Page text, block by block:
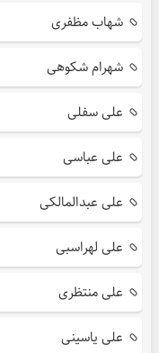
شهاب مظفری
شهرام شکوهی
علی سفلی
علی عباسی
علی عبدالمالکی
علی لهراسبی
علی منتظری
علی یاسینی